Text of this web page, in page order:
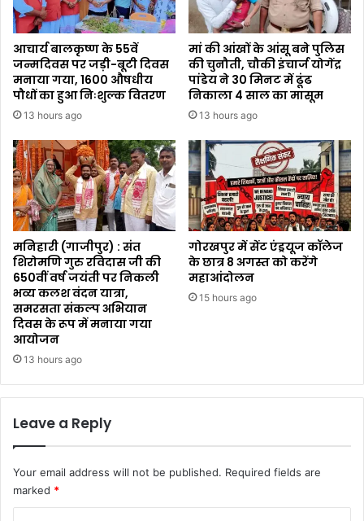
आचार्य बालकृष्ण के 55वें
जन्मदिवस पर जड़ी-बूटी दिवस
मनाया गया, 1600 औषधीय
पौधों का हुआ निःशुल्क वितरण
13 hours ago
मां की आंखों के आंसू बने पुलिस
की चुनौती, चौकी इंचार्ज योगेंद्र
पांडेय ने 30 मिनट में ढूंढ
निकाला 4 साल का मासूम
13 hours ago
मनिहारी (गाजीपुर) : संत
शिरोमणि गुरु रविदास जी की
650वीं वर्ष जयंती पर निकली
भव्य कलश वंदन यात्रा,
समरसता संकल्प अभियान
दिवस के रूप में मनाया गया
आयोजन
13 hours ago
गोरखपुर में सेंट एंड्रयूज कॉलेज
के छात्र 8 अगस्त को करेंगे
महाआंदोलन
15 hours ago
Leave a Reply
Your email address will not be published. Required fields are
marked *